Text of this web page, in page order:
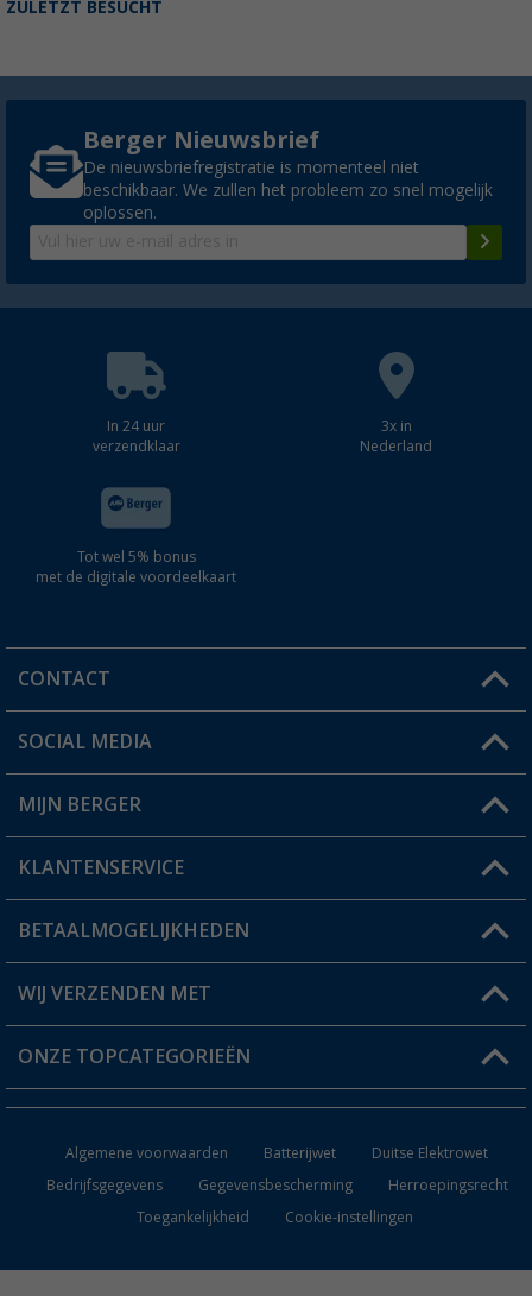
ZULETZT BESUCHT
Berger Nieuwsbrief
De nieuwsbriefregistratie is momenteel niet
beschikbaar. We zullen het probleem zo snel mogelijk
oplossen.
In 24 uur
verzendklaar
3x in
Nederland
Tot wel 5% bonus
met de digitale voordeelkaart
CONTACT
Een vraag?
Winkel vinden
SOCIAL MEDIA
MIJN BERGER
Mijn account
Status bestelling
Verlanglijstje
KLANTENSERVICE
FAQ & Contact
Verzendinformatie
Catalogus
BETAALMOGELIJKHEDEN
WIJ VERZENDEN MET
ONZE TOPCATEGORIEËN
Campingmeubilair
Campingtoiletten
Algemene voorwaarden Batterijwet
Duitse Elektrowet
Bedrijfsgegevens
Gegevensbescherming
Herroepingsrecht
Toegankelijkheid
Cookie-instellingen